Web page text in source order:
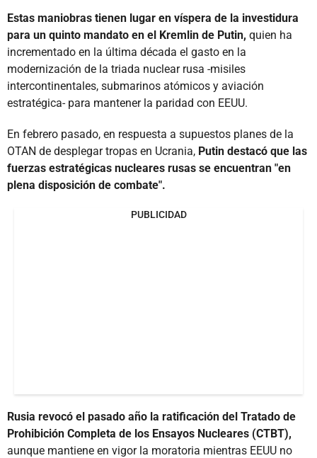
Estas maniobras tienen lugar en víspera de la investidura
para un quinto mandato en el Kremlin de Putin, quien ha
incrementado en la última década el gasto en la
modernización de la triada nuclear rusa -misiles
intercontinentales, submarinos atómicos y aviación
estratégica- para mantener la paridad con EEUU.
En febrero pasado, en respuesta a supuestos planes de la
OTAN de desplegar tropas en Ucrania, Putin destacó que las
fuerzas estratégicas nucleares rusas se encuentran "en
plena disposición de combate".
PUBLICIDAD
Rusia revocó el pasado año la ratificación del Tratado de
Prohibición Completa de los Ensayos Nucleares (CTBT),
aunque mantiene en vigor la moratoria mientras EEUU no